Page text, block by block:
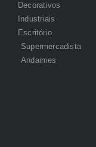
Decorativos
Industriais
Escritório
Supermercadista
Andaimes